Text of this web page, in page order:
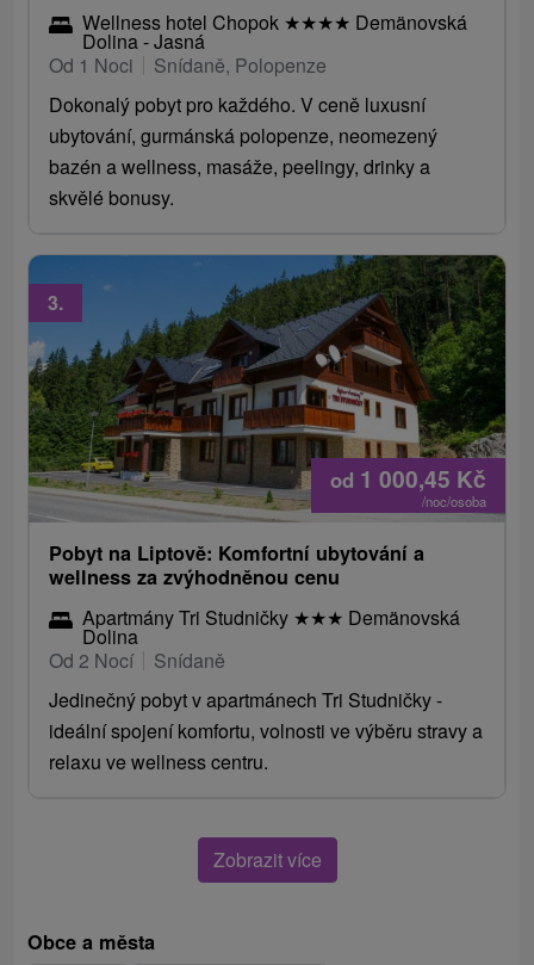
Wellness hotel Chopok ★★★★ Demänovská
Dolina - Jasná
Od 1 Noci
Snídaně, Polopenze
Dokonalý pobyt pro každého. V ceně luxusní
ubytování, gurmánská polopenze, neomezený
bazén a wellness, masáže, peelingy, drinky a
skvělé bonusy.
od 1 000,45 Kč
/noc/osoba
3.
Pobyt na Liptově: Komfortní ubytování a
wellness za zvýhodněnou cenu
Apartmány Tri Studničky ★★★ Demänovská
Dolina
Od 2 Nocí
Snídaně
Jedinečný pobyt v apartmánech Tri Studničky -
ideální spojení komfortu, volnosti ve výběru stravy a
relaxu ve wellness centru.
Zobrazit více
Obce a města